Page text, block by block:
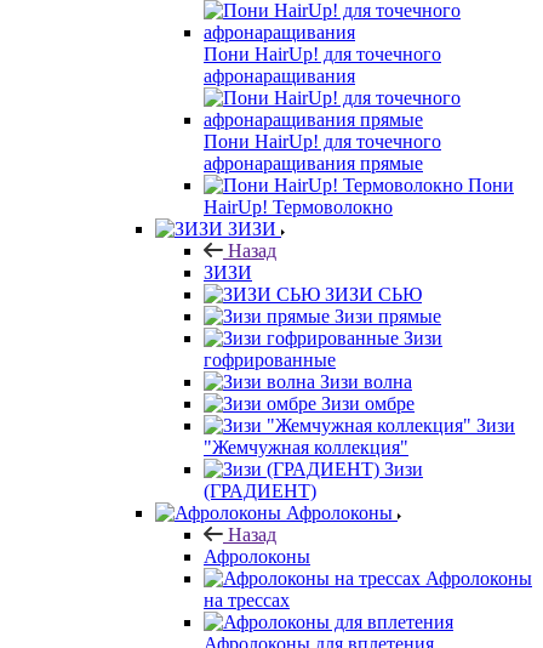
Пони HairUp! для точечного
афронаращивания
Пони HairUp! для точечного
афронаращивания прямые
Пони
HairUp! Термоволокно
ЗИЗИ
Назад
ЗИЗИ
ЗИЗИ СЬЮ
Зизи прямые
Зизи
гофрированные
Зизи волна
Зизи омбре
Зизи
"Жемчужная коллекция"
Зизи
(ГРАДИЕНТ)
Афролоконы
Назад
Афролоконы
Афролоконы
на трессах
Афролоконы для вплетения